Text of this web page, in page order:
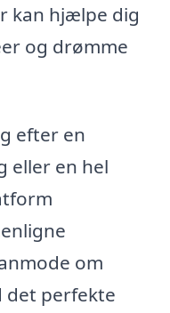
kan hjælpe dig
og drømme
efter en
eller en hel
om
det perfekte